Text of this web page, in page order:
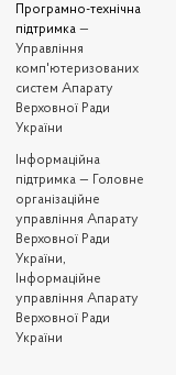
Програмно-технічна
підтримка —
Управління
комп'ютеризованих
систем Апарату
Верховної Ради
України
Iнформаційна
підтримка — Головне
організаційне
управління Апарату
Верховної Ради
України,
Інформаційне
управління Апарату
Верховної Ради
України